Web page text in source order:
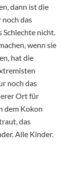
dann ist die
das
nicht.
wenn sie
hat die
noch das
Ort für
dem Kokon
das
Alle Kinder.